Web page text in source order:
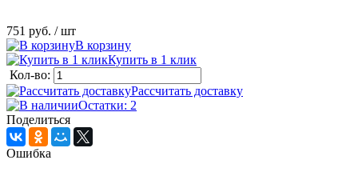
751 руб. / шт
В корзину
Купить в 1 клик
Кол-во:
Рассчитать доставку
Остатки: 2
Поделиться
Ошибка